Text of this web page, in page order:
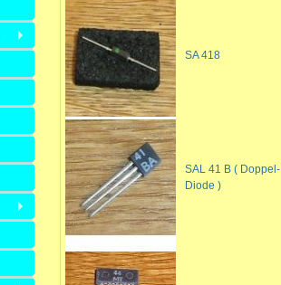
SA 418
SAL 41 B ( Doppel-
Diode )